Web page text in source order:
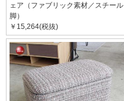
ェア（ファブリック素材／スチール
脚）
￥15,264(税抜)